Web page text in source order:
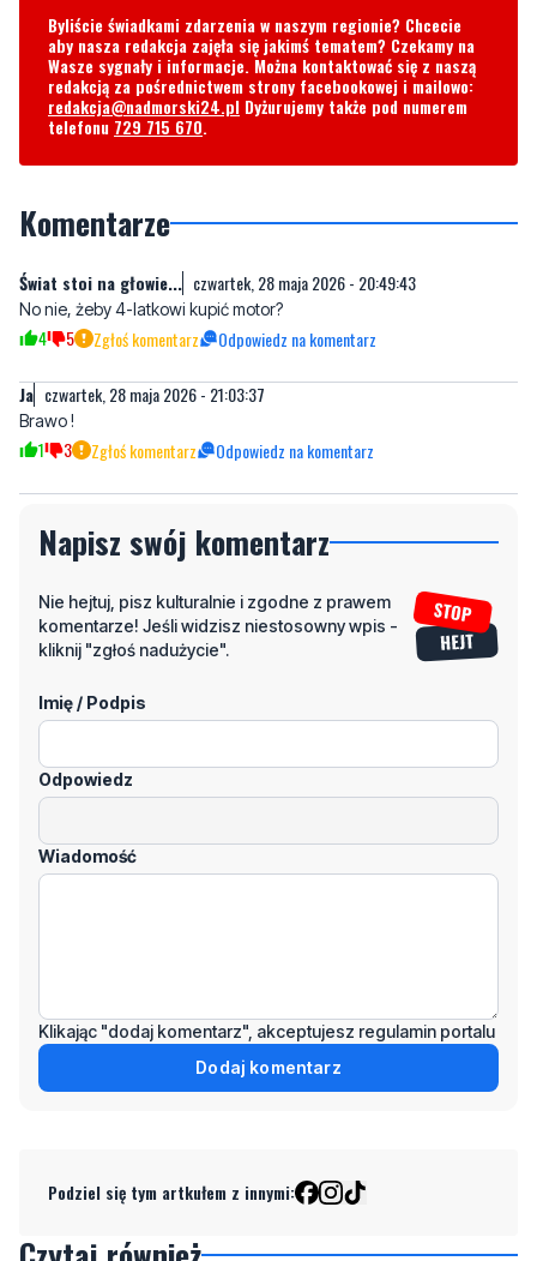
Byliście świadkami zdarzenia w naszym regionie? Chcecie
aby nasza redakcja zajęła się jakimś tematem? Czekamy na
Wasze sygnały i informacje. Można kontaktować się z naszą
redakcją za pośrednictwem strony facebookowej i mailowo:
redakcja@nadmorski24.pl Dyżurujemy także pod numerem
telefonu 729 715 670.
Komentarze
Świat stoi na głowie... czwartek, 28 maja 2026 - 20:49:43
No nie, żeby 4-latkowi kupić motor?
4 5 Zgłoś komentarz Odpowiedz na komentarz
Ja czwartek, 28 maja 2026 - 21:03:37
Brawo !
1 3 Zgłoś komentarz Odpowiedz na komentarz
Napisz swój komentarz
Nie hejtuj, pisz kulturalnie i zgodne z prawem
komentarze! Jeśli widzisz niestosowny wpis -
kliknij "zgłoś nadużycie".
Imię / Podpis
Odpowiedz
Wiadomość
Klikając "dodaj komentarz", akceptujesz regulamin portalu
Dodaj komentarz
Podziel się tym artkułem z innymi: